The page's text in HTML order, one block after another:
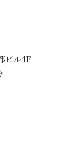
ビル4F